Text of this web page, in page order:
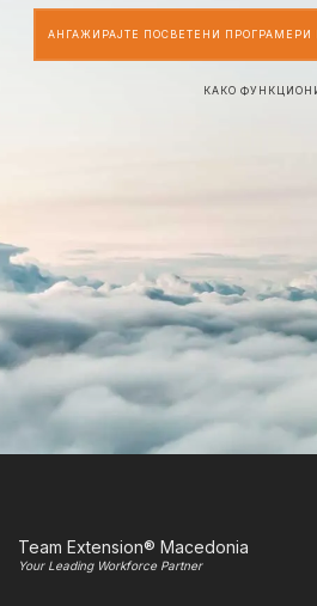
АНГАЖИРАЈТЕ ПОСВЕТЕНИ
КАКО
Team Extension® Macedonia
Your Leading Workforce Partner